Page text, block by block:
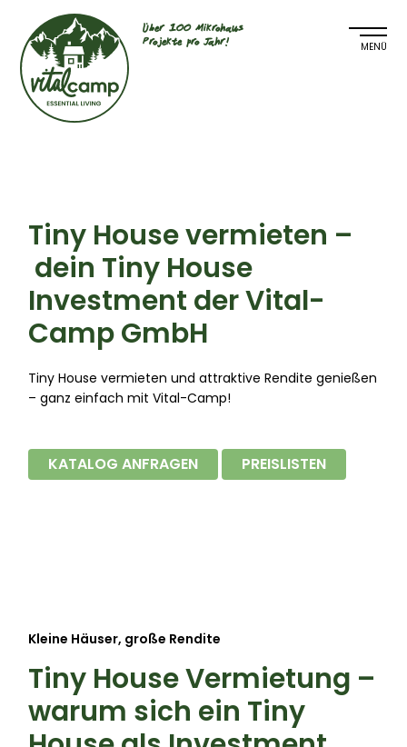
Über 100 Mikrohaus
Projekte pro Jahr!
Tiny House vermieten –
dein Tiny House
Investment der Vital-
Camp GmbH
Tiny House vermieten und attraktive Rendite genießen
– ganz einfach mit Vital-Camp!
KATALOG ANFRAGEN PREISLISTEN
Kleine Häuser, große Rendite
Tiny House Vermietung –
warum sich ein Tiny